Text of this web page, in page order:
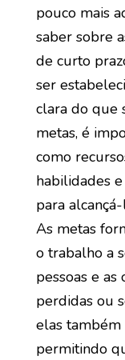
pouco mais
saber sobre
de curto
ser
clara do que
metas, é
como
habilidades
para alcançá-
As metas
o trabalho a
pessoas e
perdidas ou
elas
permitindo